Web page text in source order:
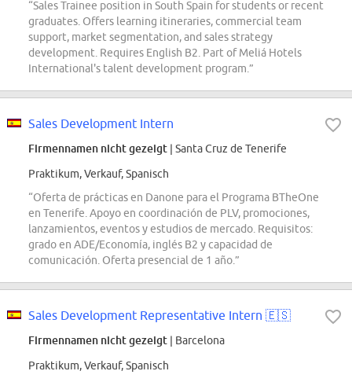
“Sales Trainee position in South Spain for students or recent
graduates. Offers learning itineraries, commercial team
support, market segmentation, and sales strategy
development. Requires English B2. Part of Meliá Hotels
International's talent development program.”
Sales Development Intern
Firmennamen nicht gezeigt | Santa Cruz de Tenerife
Praktikum, Verkauf, Spanisch
“Oferta de prácticas en Danone para el Programa BTheOne
en Tenerife. Apoyo en coordinación de PLV, promociones,
lanzamientos, eventos y estudios de mercado. Requisitos:
grado en ADE/Economía, inglés B2 y capacidad de
comunicación. Oferta presencial de 1 año.”
Sales Development Representative Intern 🇪🇸
Firmennamen nicht gezeigt | Barcelona
Praktikum, Verkauf, Spanisch